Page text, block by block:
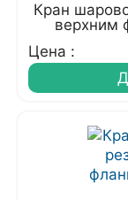
Кран
верхним
Цена :